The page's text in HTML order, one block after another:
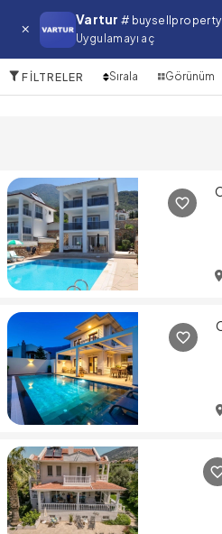
Vartur # buysellproperty
Uygulamayı aç
Oludeniz
FILTRELER Sırala Görünüm